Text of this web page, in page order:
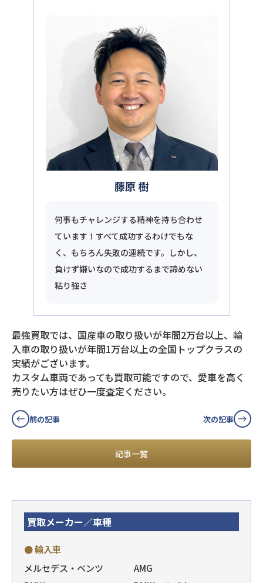
藤原 樹
何事もチャレンジする精神を持ち合わせ
ています！すべて成功するわけでもな
く、もちろん失敗の連続です。しかし、
負けず嫌いなので成功するまで諦めない
粘り強さ
最強買取では、国産車の取り扱いが年間2万台以上、輸
入車の取り扱いが年間1万台以上の全国トップクラスの
実績がございます。
カスタム車両であっても買取可能ですので、愛車を高く
売りたい方はぜひ一度査定ください。
前の記事
記事一覧
次の記事
買取メーカー／車種
● 輸入車
メルセデス・ベンツ
AMG